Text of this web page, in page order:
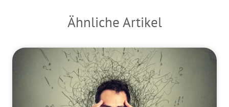
Ähnliche Artikel